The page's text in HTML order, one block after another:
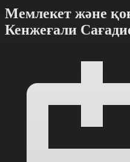
Мемлекет және
Кенжеғали